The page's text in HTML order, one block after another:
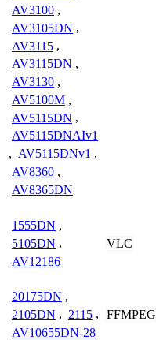
AV3100 ,
AV3105DN ,
AV3115 ,
AV3115DN ,
AV3130 ,
AV5100M ,
AV5115DN ,
AV5115DNAIv1
, AV5115DNv1 ,
AV8360 ,
AV8365DN
1555DN ,
5105DN ,
AV12186
VLC
20175DN ,
2105DN , 2115 ,
AV10655DN-28
FFMPEG